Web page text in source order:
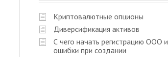
Криптовалютные опционы
Диверсификация активов
С чего начать регистрацию ООО и
ошибки при создании